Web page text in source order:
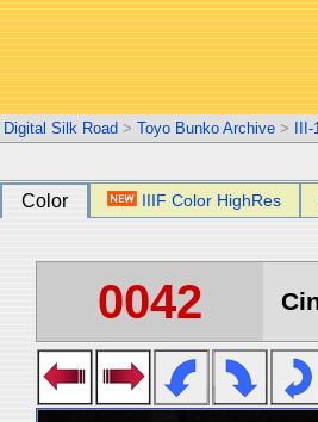
Digital Silk Road > Toyo Bunko Archive >
Color IIIF Color HighRes
0042